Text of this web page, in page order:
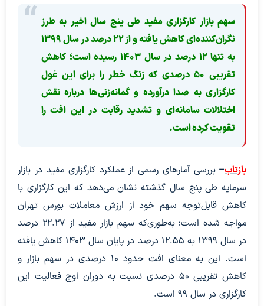
سهم بازار کارگزاری مفید طی پنج سال اخیر به طرز
نگران‌کننده‌ای کاهش یافته و از ۲۲ درصد در سال ۱۳۹۹
به تنها ۱۲ درصد در سال ۱۴۰۳ رسیده است؛ کاهش
تقریبی ۵۰ درصدی که زنگ خطر را برای این غول
کارگزاری به صدا درآورده و گمانه‌زنی‌ها درباره نقش
اختلالات سامانه‌ای و تشدید رقابت در این افت را
تقویت کرده است.
بازتاب– بررسی آمارهای رسمی از عملکرد کارگزاری مفید در بازار
سرمایه طی پنج سال گذشته نشان می‌دهد که این کارگزاری با
کاهش قابل‌توجه سهم خود از ارزش معاملات بورس تهران
مواجه شده است؛ به‌طوری‌که سهم بازار مفید از ۲۲.۲۷ درصد
در سال ۱۳۹۹ به ۱۲.۵۵ درصد در پایان سال ۱۴۰۳ کاهش یافته
است. این به معنای افت حدود ۱۰ درصدی در سهم بازار و
کاهش تقریبی ۵۰ درصدی نسبت به دوران اوج فعالیت این
کارگزاری در سال ۹۹ است.